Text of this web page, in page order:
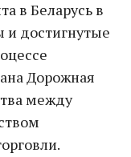
в Беларусь в
достигнутые
Дорожная
между